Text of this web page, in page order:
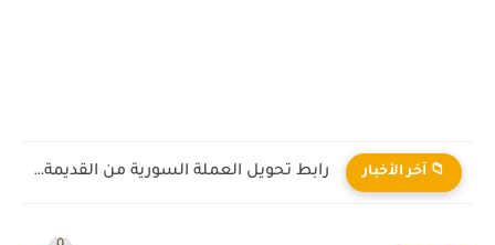
📁 آخر الأخبار رابط تحويل العملة السورية من القديمة إلى الجديدة 2026